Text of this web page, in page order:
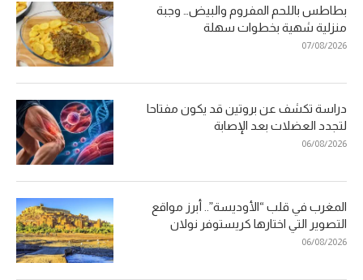
بطاطس باللحم المفروم والبيض… وجبة
منزلية شهية بخطوات سهلة
07/08/2026
دراسة تكشف عن بروتين قد يكون مفتاحا
لتجدد العضلات بعد الإصابة
06/08/2026
المغرب في قلب “الأوديسة”.. أبرز مواقع
التصوير التي اختارها كريستوفر نولان
06/08/2026